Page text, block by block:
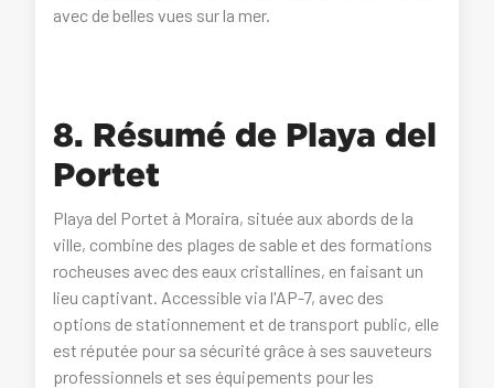
avec de belles vues sur la mer.
8. Résumé de Playa del
Portet
Playa del Portet à Moraira, située aux abords de la
ville, combine des plages de sable et des formations
rocheuses avec des eaux cristallines, en faisant un
lieu captivant. Accessible via l'AP-7, avec des
options de stationnement et de transport public, elle
est réputée pour sa sécurité grâce à ses sauveteurs
professionnels et ses équipements pour les